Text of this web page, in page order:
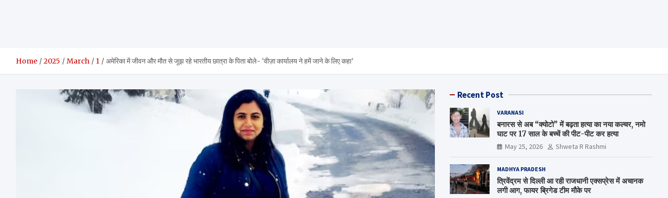
Home 2025 March 1 अमेरिका में जीवन और मौत से जूझ रहे भारतीय छात्रा के पिता बोले- ‘वीज़ा कार्यालय ने हमें जाने के लिए कहा’
Recent Post
VARANASI
बनारस से अब “क्योटो” में बढ़ता हत्या का नया कल्चर, नमो
घाट पर 17 साल के बच्चें की पीट-पीट कर हत्या
May 25, 2026 Shweta R Rashmi
MADHYA PRADESH
त्रिवेंद्रम से दिल्ली आ रही राजधानी एक्सप्रेस में अचानक
लगी आग, फायर ब्रिगेड टीम मौके पर